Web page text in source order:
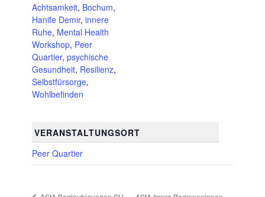
Achtsamkeit, Bochum,
Hanife Demir, innere
Ruhe, Mental Health
Workshop, Peer
Quartier, psychische
Gesundheit, Resilienz,
Selbstfürsorge,
Wohlbefinden
VERANSTALTUNGSORT
Peer Quartier